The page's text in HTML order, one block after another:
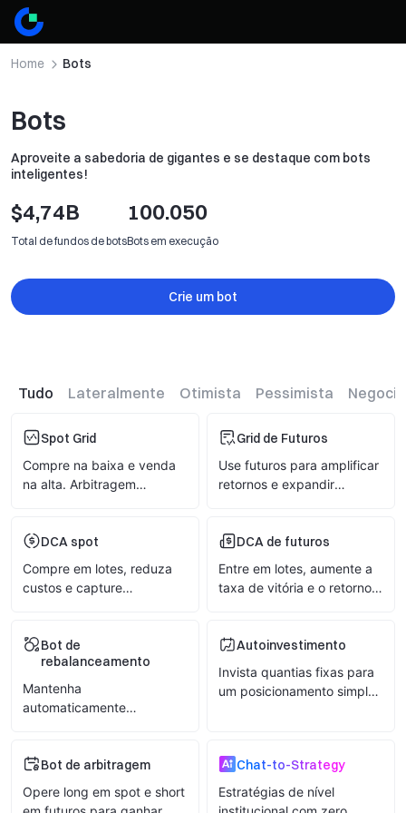
Home Bots
Bots
Aproveite a sabedoria de gigantes e se destaque com bots
inteligentes!
$4,74B
Total de fundos de bots
100.050
Bots em execução
Crie um bot
Crie um bot
Tudo Lateralmente Otimista Pessimista
Spot Grid
Compre na baixa e venda
na alta. Arbitragem
Grid de Futuros
Use futuros para amplificar
retornos e expandir
DCA spot
Compre em lotes, reduza
custos e capture
DCA de futuros
Entre em lotes, aumente a
taxa de vitória e o retorno
Bot de
rebalanceamento
Mantenha
automaticamente
ativos
Autoinvestimento
Invista quantias fixas para
um posicionamento simples
Bot de arbitragem
Opere long em spot e short
Chat-to-Strategy
Estratégias de nível